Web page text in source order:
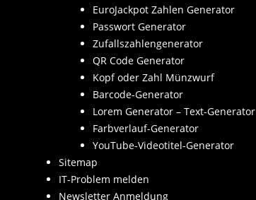
EuroJackpot Zahlen Generator
Passwort Generator
Zufallszahlengenerator
QR Code Generator
Kopf oder Zahl Münzwurf
Barcode-Generator
Lorem Generator – Text-Generator
Farbverlauf-Generator
YouTube-Videotitel-Generator
Sitemap
IT-Problem melden
Newsletter Anmeldung